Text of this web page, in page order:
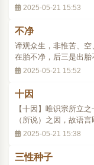
七，八、分别第六，
境、作意、根本第八、
2025-05-21 15:53
不净
谛观众生，非惟苦、
在胎不净，后三是出
生，是种子不净。二
饮母血，是所食不净。
2025-05-21 15:52
十因
【十因】唯识宗所立
（所说）之因，故语
性、条件性。相对于
为往来之观待因。三、
2025-05-21 15:38
三性种子